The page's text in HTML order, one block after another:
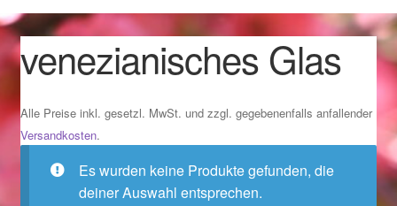
AGB
Beispiel-Seite
Datenschutz
Geschenke zu Ostern 2023
Geschenke zu Ostern 2024
venezianisches Glas
Alle Preise inkl. gesetzl. MwSt. und zzgl. gegebenenfalls anfallender
Versandkosten.
Es wurden keine Produkte gefunden, die
deiner Auswahl entsprechen.